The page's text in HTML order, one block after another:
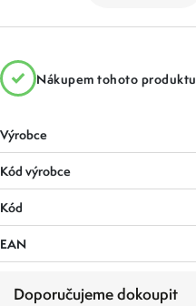
Nákupem tohoto produktu
Výrobce
Kód výrobce
Kód
EAN
Doporučujeme dokoupit